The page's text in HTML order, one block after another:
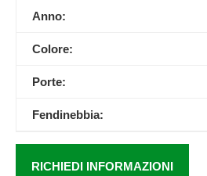
Anno:
Colore:
Porte:
Fendinebbia:
RICHIEDI INFORMAZIONI